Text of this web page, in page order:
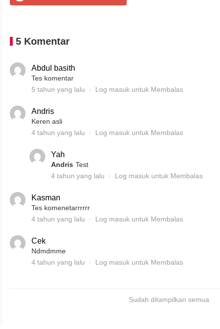
5 Komentar
Abdul basith
Tes komentar
5 tahun yang lalu
Log masuk untuk Membalas
Andris
Keren asli
4 tahun yang lalu
Log masuk untuk Membalas
Yah
Andris Test
4 tahun yang lalu
Log masuk untuk Membalas
Kasman
Tes komenetarrrrrr
4 tahun yang lalu
Log masuk untuk Membalas
Cek
Ndmdmme
4 tahun yang lalu
Log masuk untuk Membalas
Sudah ditampilkan semua